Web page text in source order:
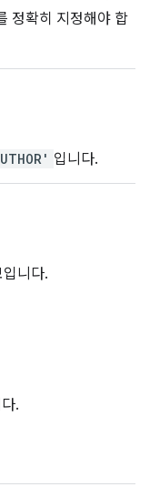
정확히 지정해야 합
입니다.
니다.
.